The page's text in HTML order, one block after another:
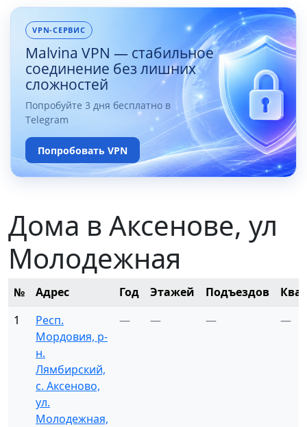
VPN-СЕРВИС
Malvina VPN — стабильное
соединение без лишних
сложностей
Попробуйте 3 дня бесплатно в
Telegram
Попробовать VPN
Дома в Аксенове, ул
Молодежная
№ Адрес Год Этажей Подъездов
1
Респ.
Мордовия, р-
н.
Лямбирский,
с. Аксеново,
ул.
Молодежная,
— — — —